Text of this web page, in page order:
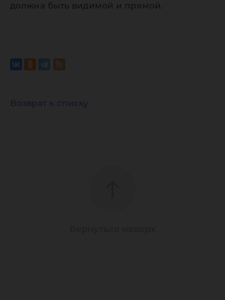
должна быть видимой и прямой.
Возврат к списку